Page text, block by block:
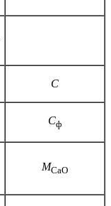
С
Сф
МСаО